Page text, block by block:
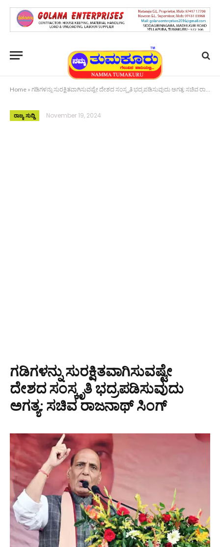
Home » ಗಡಿಗಳನ್ನು ಸುರಕ್ಷಿತವಾಗಿಸುವಷ್ಟೇ ದೇಶದ ಸಂಸ್ಕೃತಿ ಭದ್ರಪಡಿಸುವುದು ಅಗತ್ಯ: ಸಚಿವ ರಾಜನಾಥ್ ಸಿಂಗ್
ರಾಜ್ಯ ಸುದ್ದಿ November 19, 2024
ಗಡಿಗಳನ್ನು ಸುರಕ್ಷಿತವಾಗಿಸುವಷ್ಟೇ
ದೇಶದ ಸಂಸ್ಕೃತಿ ಭದ್ರಪಡಿಸುವುದು
ಅಗತ್ಯ: ಸಚಿವ ರಾಜನಾಥ್ ಸಿಂಗ್